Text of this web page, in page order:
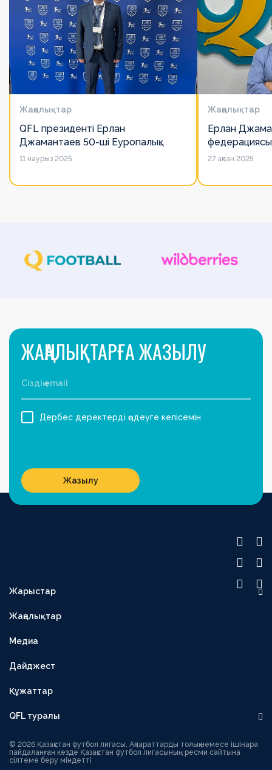
Жаңалықтар
QFL президенті Ерлан
Джамантаев 50-ші Еуропалық
лигалар Бас ассамблеясына
11 наурыз 2025
Жаңалықтар
Ерлан
есімін
27 ақпан 2025
Жарыстар
1XBET БІРІНШІ ЛИГА
OLIMPBET КУБОК
ЕКІНШІ ЛИГА
ӘЙЕЛДЕР ЛИГАСЫ
ӘЙЕЛДЕР КУБОГЫ
Жаңалықтар
Медиа
Дайджест
Құжаттар
QFL туралы
ЖАҢАЛЫҚТАРҒА ЖАЗЫЛУ
Дербес деректерді өңдеуге келісемін
Жазылу
© 2026 Қазақстан футбол лигасы. Ақпараттарды толық немесе ішінара
пайдаланған кезде Қазақстан футбол лигасының ресми сайтына
сілтеме беру міндетті